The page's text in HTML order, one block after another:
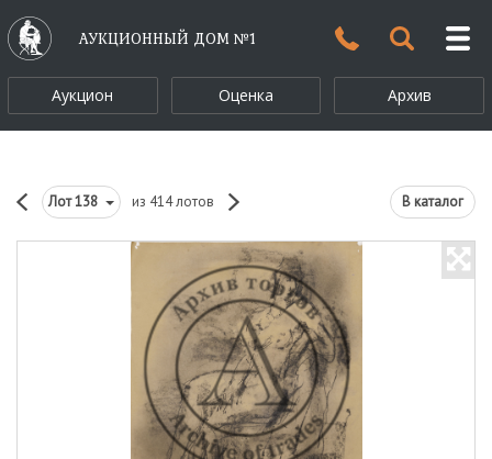
АУКЦИОННЫЙ ДОМ №1
Аукцион Оценка Архив
Лот138 из 414 лотов В каталог